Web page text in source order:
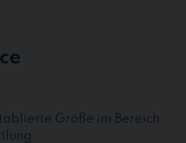
Größe im Bereich